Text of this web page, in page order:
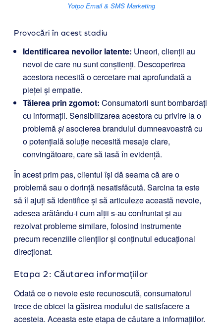
Yotpo Email & SMS Marketing
Provocări în acest stadiu
Identificarea nevoilor latente: Uneori, clienții au
nevoi de care nu sunt conștienți. Descoperirea
acestora necesită o cercetare mai aprofundată a
pieței și empatie.
Tăierea prin zgomot: Consumatorii sunt bombardați
cu informații. Sensibilizarea acestora cu privire la o
problemășiasocierea brandului dumneavoastră cu
o potențială soluție necesită mesaje clare,
convingătoare, care să iasă în evidență.
În acest prim pas, clientul își dă seama că are o
problemă sau o dorință nesatisfăcută. Sarcina ta este
să îl ajuți să identifice și să articuleze această nevoie,
adesea arătându-i cum alții s-au confruntat și au
rezolvat probleme similare, folosind instrumente
precum recenziile clienților și conținutul educațional
direcționat.
Etapa 2: Căutarea informațiilor
Odată ce o nevoie este recunoscută, consumatorul
trece de obicei la găsirea modului de satisfacere a
acesteia. Aceasta este etapa de căutare a informațiilor.